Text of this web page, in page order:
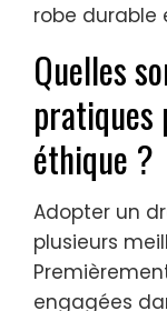
robe durable
Quelles
pratiques
éthique ?
Adopter un
plusieurs
engagées